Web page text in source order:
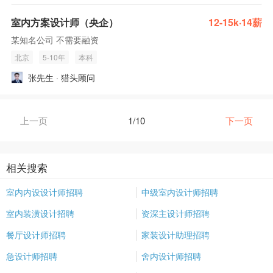
室内方案设计师（央企） 12-15k·14薪
某知名公司 不需要融资
北京 5-10年 本科
张先生 · 猎头顾问
上一页 1/10 下一页
相关搜索
室内内设设计师招聘
中级室内设计师招聘
室内装潢设计招聘
资深主设计师招聘
餐厅设计师招聘
家装设计助理招聘
急设计师招聘
舍内设计师招聘